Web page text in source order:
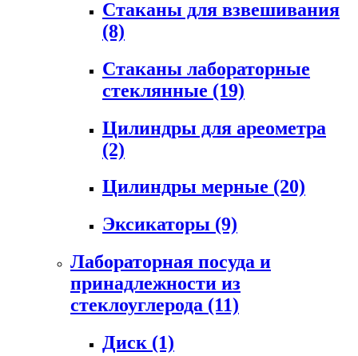
Стаканы для взвешивания
(8)
Стаканы лабораторные
стеклянные (19)
Цилиндры для ареометра
(2)
Цилиндры мерные (20)
Эксикаторы (9)
Лабораторная посуда и
принадлежности из
стеклоуглерода (11)
Диск (1)